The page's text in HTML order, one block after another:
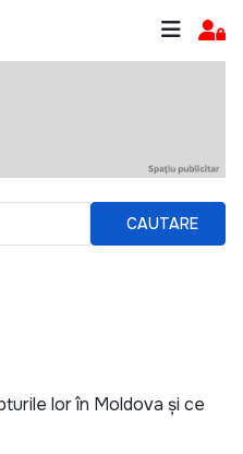
CAUTARE
lor în Moldova și ce